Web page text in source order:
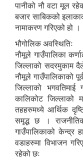
पानीको नौ वटा मूल
बजार साबिकको
नामाकरण गरिएको हो ।
भौगोलिक अवस्थितिः
नौमूले गाउँपालिका
जिल्लाको सदरमुकाम
नौमूले गाउँपालिकाको
जिल्लाको भगवतिमाई
कालिकोट जिल्लाको
तहहरुमध्ये आर्थिक
समृद्ध छ ।
गाउँपालिकाको केन्द्र
वडाहरुमा विभाजन
रहेको छः